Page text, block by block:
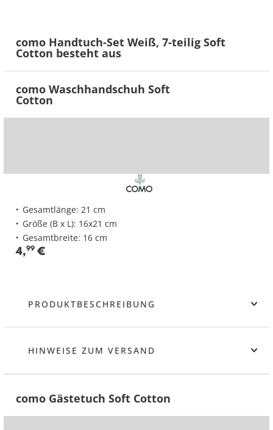
como Handtuch-Set Weiß, 7-teilig Soft
Cotton besteht aus
como Waschhandschuh Soft
Cotton
Gesamtlänge: 21 cm
Größe (B x L): 16x21 cm
Gesamtbreite: 16 cm
4,99€
PRODUKTBESCHREIBUNG
HINWEISE ZUM VERSAND
como Gästetuch Soft Cotton